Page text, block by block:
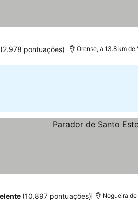
(2.978 pontuações) Orense, a 13.8 km de
(10.897 pontuações) Nogueira